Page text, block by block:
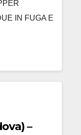
IN FUGA E
–